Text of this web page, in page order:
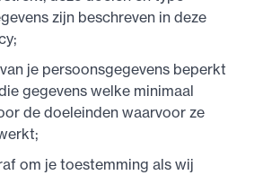
zijn beschreven in deze
je persoonsgegevens beperkt
gegevens welke minimaal
de doeleinden waarvoor ze
om je toestemming als wij